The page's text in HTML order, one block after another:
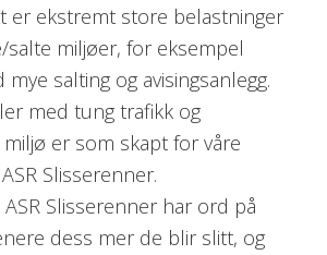
er ekstremt store belastninger
salte miljøer, for eksempel
salting og avisingsanlegg.
med tung trafikk og
miljø er som skapt for våre
Slisserenner.
ASR Slisserenner har ord på
dess mer de blir slitt, og